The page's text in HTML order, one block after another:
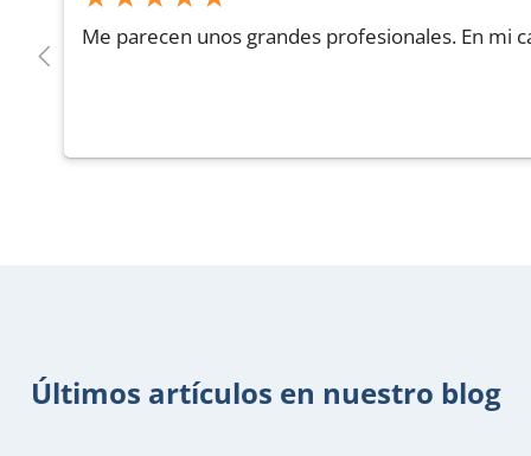
Me parecen unos grandes profesionales. En mi
Últimos artículos en nuestro blog